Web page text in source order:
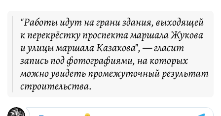
"Работы идут на грани здания, выходящей
к перекрёстку проспекта маршала Жукова
и улицы маршала Казакова", — гласит
запись под фотографиями, на которых
можно увидеть промежуточный результат
строительства.